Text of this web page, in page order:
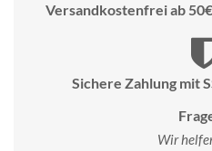
Versandkostenfrei ab
Sichere Zahlung mit
Wir